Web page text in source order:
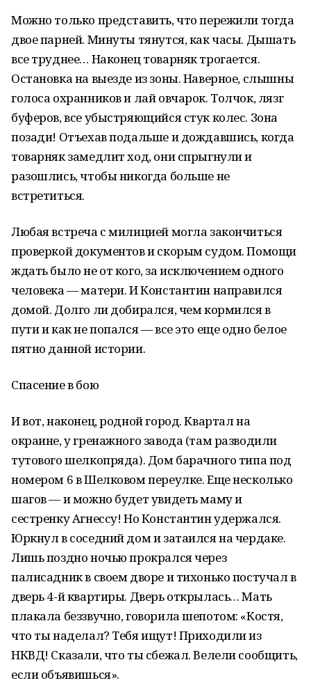
Можно только представить, что пережили тогда
двое парней. Минуты тянутся, как часы. Дышать
все труднее… Наконец товарняк трогается.
Остановка на выезде из зоны. Наверное, слышны
голоса охранников и лай овчарок. Толчок, лязг
буферов, все убыстряющийся стук колес. Зона
позади! Отъехав подальше и дождавшись, когда
товарняк замедлит ход, они спрыгнули и
разошлись, чтобы никогда больше не
встретиться.
Любая встреча с милицией могла закончиться
проверкой документов и скорым судом. Помощи
ждать было не от кого, за исключением одного
человека — матери. И Константин направился
домой. Долго ли добирался, чем кормился в
пути и как не попался — все это еще одно белое
пятно данной истории.
Спасение в бою
И вот, наконец, родной город. Квартал на
окраине, у гренажного завода (там разводили
тутового шелкопряда). Дом барачного типа под
номером 6 в Шелковом переулке. Еще несколько
шагов — и можно будет увидеть маму и
сестренку Агнессу! Но Константин удержался.
Юркнул в соседний дом и затаился на чердаке.
Лишь поздно ночью прокрался через
палисадник в своем дворе и тихонько постучал в
дверь 4-й квартиры. Дверь открылась… Мать
плакала беззвучно, говорила шепотом: «Костя,
что ты наделал? Тебя ищут! Приходили из
НКВД! Сказали, что ты сбежал. Велели сообщить,
если объявишься».